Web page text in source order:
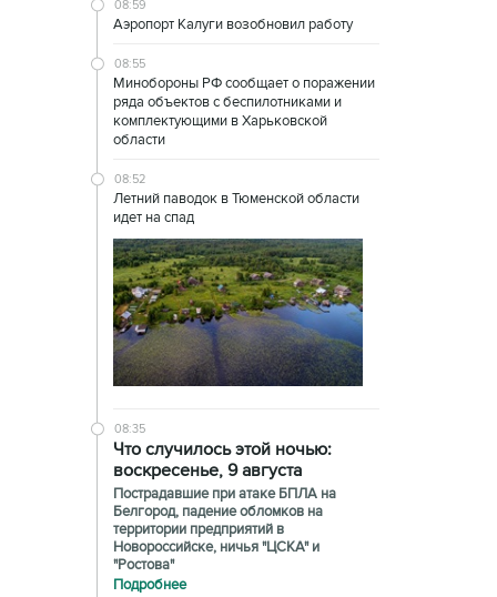
08:59
Аэропорт Калуги возобновил работу
08:55
Минобороны РФ сообщает о поражении
ряда объектов с беспилотниками и
комплектующими в Харьковской
области
08:52
Летний паводок в Тюменской области
идет на спад
08:35
Что случилось этой ночью:
воскресенье, 9 августа
Пострадавшие при атаке БПЛА на
Белгород, падение обломков на
территории предприятий в
Новороссийске, ничья "ЦСКА" и
"Ростова"
Подробнее